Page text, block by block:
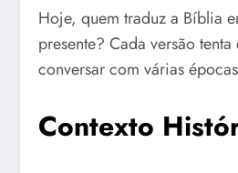
Hoje, quem traduz a Bíblia
presente? Cada versão
conversar com várias
Contexto